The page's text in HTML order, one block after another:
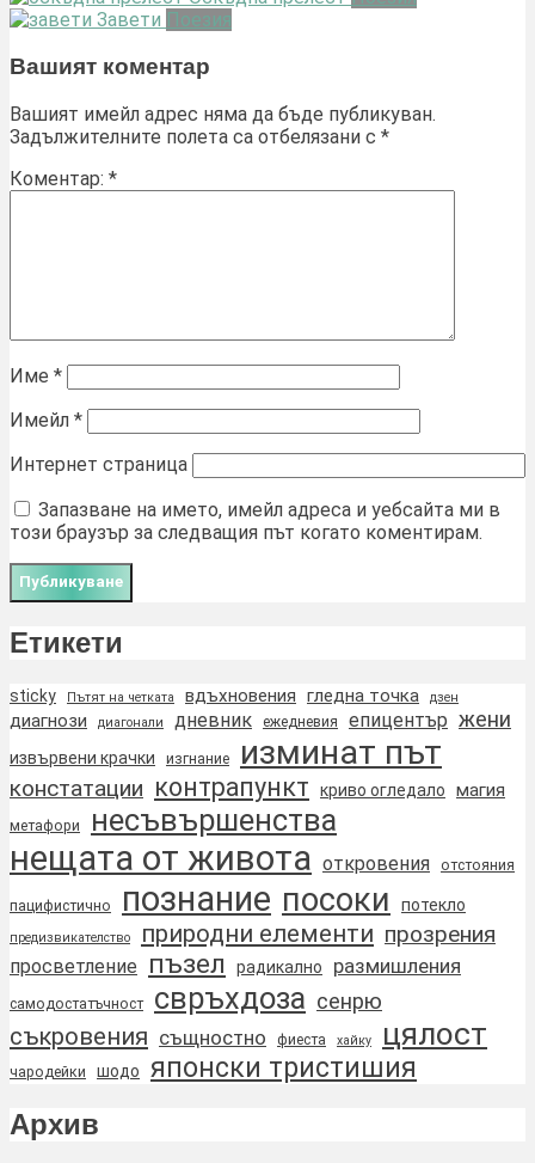
Завети Поезия
Вашият коментар
Вашият имейл адрес няма да бъде публикуван.
Задължителните полета са отбелязани с *
Коментар: *
Име *
Имейл *
Интернет страница
Запазване на името, имейл адреса и уебсайта ми в
този браузър за следващия път когато коментирам.
Етикети
sticky Пътят на четката вдъхновения гледна точка дзен
диагнози диагонали дневник ежедневия епицентър жени
извървени крачки изгнание изминат път
констатации контрапункт криво огледало магия
метафори несъвършенства
нещата от живота откровения отстояния
пацифистично познание посоки потекло
предизвикателство природни елементи прозрения
просветление пъзел радикално размишления
самодостатъчност свръхдоза сенрю
съкровения същностно фиеста хайку цялост
чародейки шодо
японски тристишия
Архив